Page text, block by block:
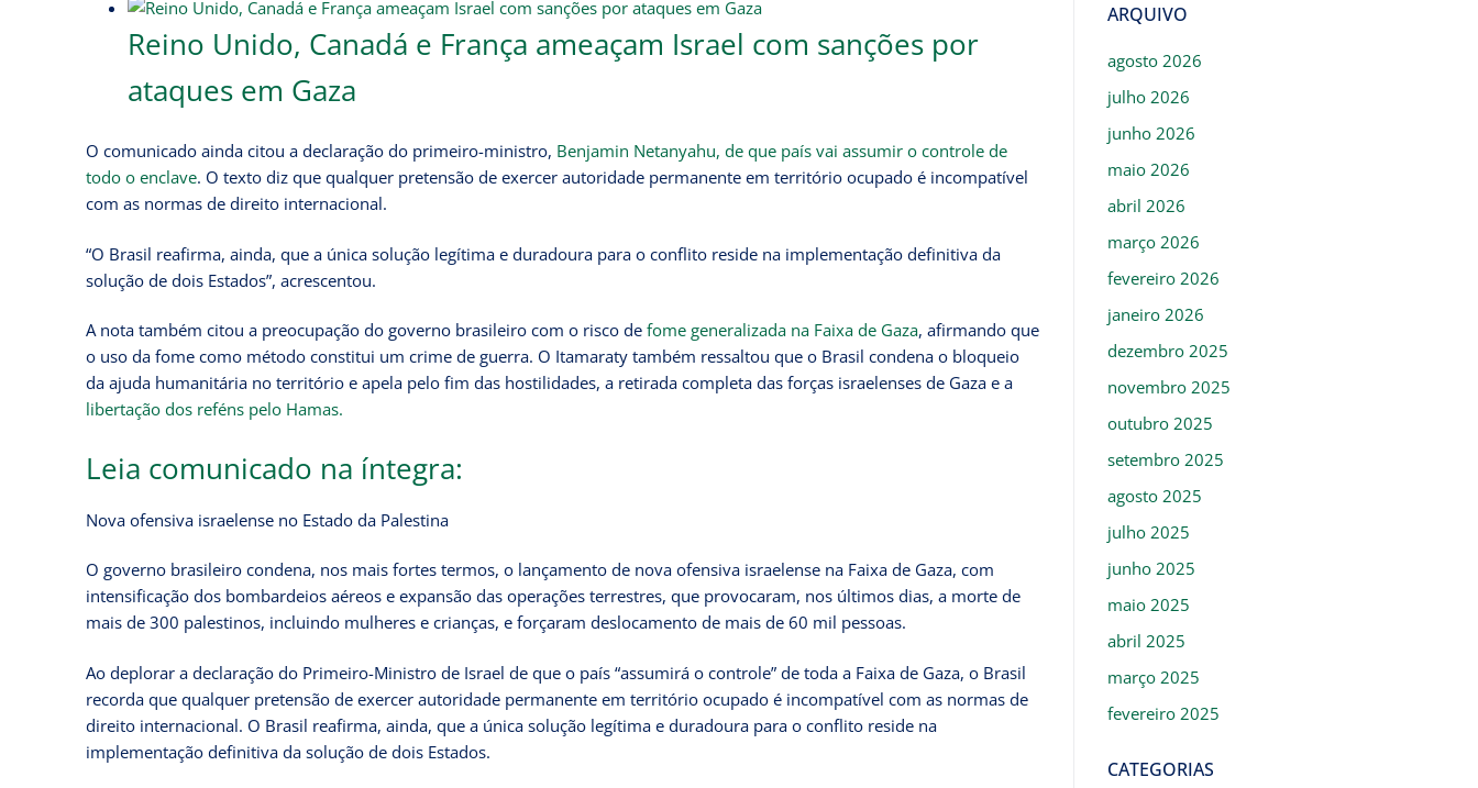
Reino Unido, Canadá e França ameaçam Israel com sanções por
ataques em Gaza
O comunicado ainda citou a declaração do primeiro-ministro, Benjamin Netanyahu, de que país vai assumir o controle de
todo o enclave. O texto diz que qualquer pretensão de exercer autoridade permanente em território ocupado é incompatível
com as normas de direito internacional.
“O Brasil reafirma, ainda, que a única solução legítima e duradoura para o conflito reside na implementação definitiva da
solução de dois Estados”, acrescentou.
A nota também citou a preocupação do governo brasileiro com o risco de fome generalizada na Faixa de Gaza, afirmando que
o uso da fome como método constitui um crime de guerra. O Itamaraty também ressaltou que o Brasil condena o bloqueio
da ajuda humanitária no território e apela pelo fim das hostilidades, a retirada completa das forças israelenses de Gaza e a
libertação dos reféns pelo Hamas.
Leia comunicado na íntegra:
Nova ofensiva israelense no Estado da Palestina
O governo brasileiro condena, nos mais fortes termos, o lançamento de nova ofensiva israelense na Faixa de Gaza, com
intensificação dos bombardeios aéreos e expansão das operações terrestres, que provocaram, nos últimos dias, a morte de
mais de 300 palestinos, incluindo mulheres e crianças, e forçaram deslocamento de mais de 60 mil pessoas.
Ao deplorar a declaração do Primeiro-Ministro de Israel de que o país “assumirá o controle” de toda a Faixa de Gaza, o Brasil
recorda que qualquer pretensão de exercer autoridade permanente em território ocupado é incompatível com as normas de
direito internacional. O Brasil reafirma, ainda, que a única solução legítima e duradoura para o conflito reside na
implementação definitiva da solução de dois Estados.
ARQUIVO
agosto 2026
julho 2026
junho 2026
maio 2026
abril 2026
março 2026
fevereiro 2026
janeiro 2026
dezembro 2025
novembro 2025
outubro 2025
setembro 2025
agosto 2025
julho 2025
junho 2025
maio 2025
abril 2025
março 2025
fevereiro 2025
CATEGORIAS